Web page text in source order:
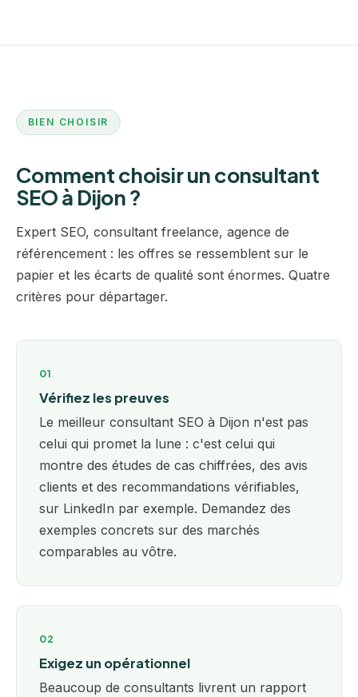
BIEN CHOISIR
Comment choisir un consultant
SEO à Dijon ?
Expert SEO, consultant freelance, agence de
référencement : les offres se ressemblent sur le
papier et les écarts de qualité sont énormes. Quatre
critères pour départager.
01
Vérifiez les preuves
Le meilleur consultant SEO à Dijon n'est pas
celui qui promet la lune : c'est celui qui
montre des études de cas chiffrées, des avis
clients et des recommandations vérifiables,
sur LinkedIn par exemple. Demandez des
exemples concrets sur des marchés
comparables au vôtre.
02
Exigez un opérationnel
Beaucoup de consultants livrent un rapport